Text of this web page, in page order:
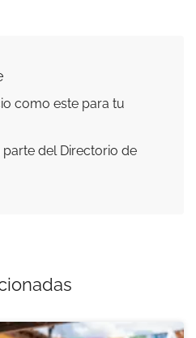
como este para tu
del Directorio de